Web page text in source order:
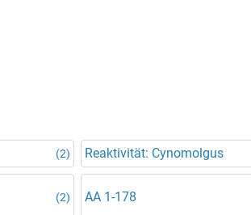
(2) Reaktivität: Cynomolgus
(2) AA 1-178